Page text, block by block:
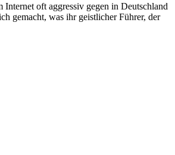
oft aggressiv gegen in Deutschland
gemacht, was ihr geistlicher Führer, der